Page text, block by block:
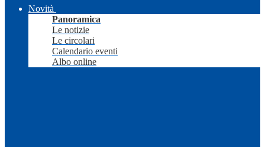
Novità
Panoramica
Le notizie
Le circolari
Calendario eventi
Albo online